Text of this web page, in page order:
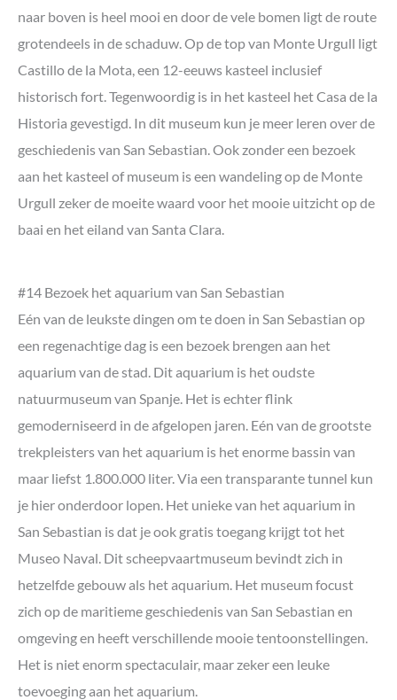
naar boven is heel mooi en door de vele bomen ligt de route
grotendeels in de schaduw. Op de top van Monte Urgull ligt
Castillo de la Mota, een 12-eeuws kasteel inclusief
historisch fort. Tegenwoordig is in het kasteel het Casa de la
Historia gevestigd. In dit museum kun je meer leren over de
geschiedenis van San Sebastian. Ook zonder een bezoek
aan het kasteel of museum is een wandeling op de Monte
Urgull zeker de moeite waard voor het mooie uitzicht op de
baai en het eiland van Santa Clara.
#14 Bezoek het aquarium van San Sebastian
Eén van de leukste dingen om te doen in San Sebastian op
een regenachtige dag is een bezoek brengen aan het
aquarium van de stad. Dit aquarium is het oudste
natuurmuseum van Spanje. Het is echter flink
gemoderniseerd in de afgelopen jaren. Eén van de grootste
trekpleisters van het aquarium is het enorme bassin van
maar liefst 1.800.000 liter. Via een transparante tunnel kun
je hier onderdoor lopen. Het unieke van het aquarium in
San Sebastian is dat je ook gratis toegang krijgt tot het
Museo Naval. Dit scheepvaartmuseum bevindt zich in
hetzelfde gebouw als het aquarium. Het museum focust
zich op de maritieme geschiedenis van San Sebastian en
omgeving en heeft verschillende mooie tentoonstellingen.
Het is niet enorm spectaculair, maar zeker een leuke
toevoeging aan het aquarium.